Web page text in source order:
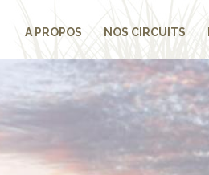
A PROPOS NOS CIRCUITS